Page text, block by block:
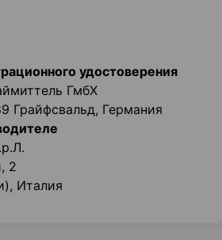
удостоверения
ГмбХ
Грайфсвальд, Германия
2
Италия